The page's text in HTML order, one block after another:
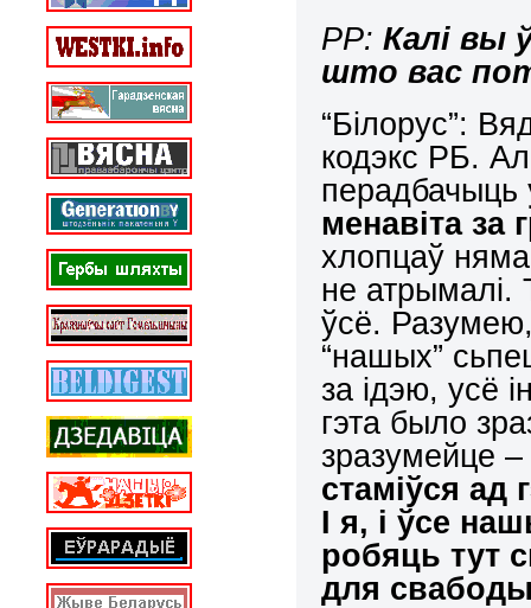
РР: Калі вы
што вас
“Білорус”:
кодэкс РБ.
перадбачыць
менавіта за
хлопцаў няма
не
ўсё.
“нашых”
за ідэю, усё
гэта было
зразумейце
стаміўся ад
І я, і ўсе
робяць тут
для